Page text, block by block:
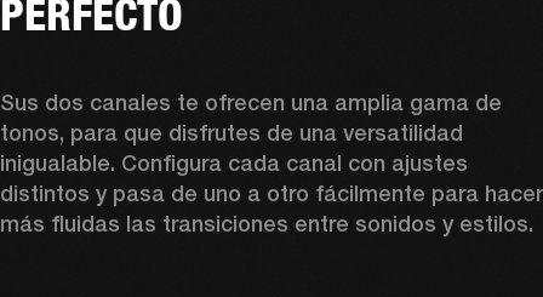
PERFECTO
Sus dos canales te ofrecen una amplia gama de
tonos, para que disfrutes de una versatilidad
inigualable. Configura cada canal con ajustes
distintos y pasa de uno a otro fácilmente para hacer
más fluidas las transiciones entre sonidos y estilos.